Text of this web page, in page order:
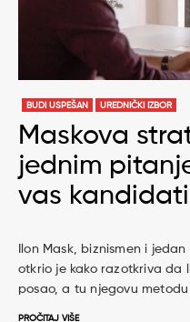
BUDI USPEŠAN UREDNIČKI IZBOR
Maskova
jednim
vas
Ilon Mask, biznismen i
otkrio je kako razotkriva da
posao, a tu njegovu
PROČITAJ VIŠE